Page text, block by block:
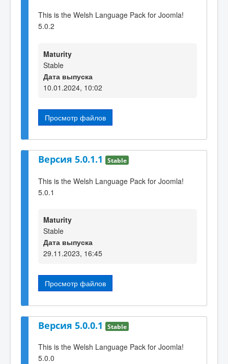
This is the Welsh Language Pack for Joomla!
5.0.2
Maturity
Stable
Дата выпуска
10.01.2024, 10:02
Просмотр файлов
Версия 5.0.1.1 Stable
This is the Welsh Language Pack for Joomla!
5.0.1
Maturity
Stable
Дата выпуска
29.11.2023, 16:45
Просмотр файлов
Версия 5.0.0.1 Stable
This is the Welsh Language Pack for Joomla!
5.0.0